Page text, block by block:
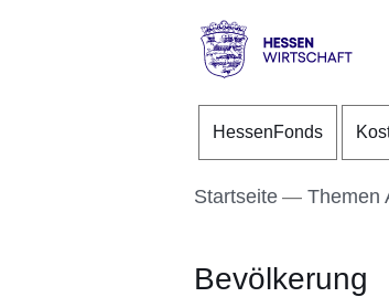
Direkt zum
Direkt zum
Direkt zum
Wirtschaft
HessenFonds
Startseite Themen
Bevölkerung